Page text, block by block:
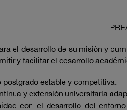
el desarrollo de su misión y
y facilitar el desarrollo
estable y competitiva.
y extensión universitaria
con el desarrollo del